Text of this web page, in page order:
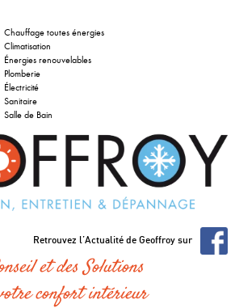
Chauffage toutes énergies
Climatisation
Énergies renouvelables
Plomberie
Électricité
Sanitaire
Salle de Bain
Retrouvez l’Actualité de Geoffroy sur
et des Solutions
confort intérieur